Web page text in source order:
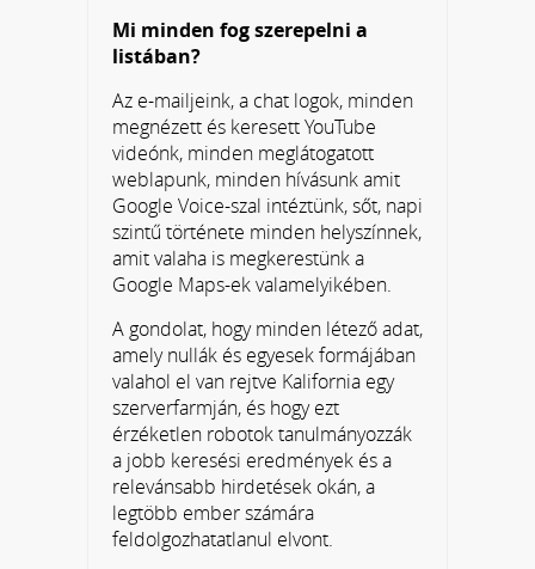
Mi minden fog szerepelni a
listában?
Az e-mailjeink, a chat logok, minden
megnézett és keresett YouTube
videónk, minden meglátogatott
weblapunk, minden hívásunk amit
Google Voice-szal intéztünk, sőt, napi
szintű története minden helyszínnek,
amit valaha is megkerestünk a
Google Maps-ek valamelyikében.
A gondolat, hogy minden létező adat,
amely nullák és egyesek formájában
valahol el van rejtve Kalifornia egy
szerverfarmján, és hogy ezt
érzéketlen robotok tanulmányozzák
a jobb keresési eredmények és a
relevánsabb hirdetések okán, a
legtöbb ember számára
feldolgozhatatlanul elvont.